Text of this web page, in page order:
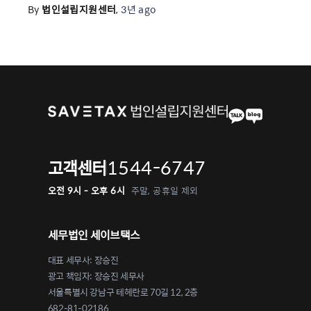
By 법인설립지원센터,3년 ago
고객센터1544-6747
오전 9시 - 오후 6시 주말, 공휴일 제외
세무법인 세이브택스
대표 세무사: 장승진
광고 책임자: 장승진 세무사
서울특별시 강남구 테헤란로 70길 12, 2층
682-81-02186